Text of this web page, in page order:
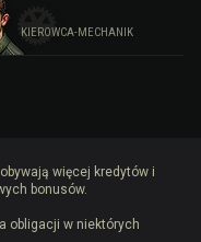
KIEROWCA-MECHANIK
więcej kredytów i
bonusów.
obligacji w niektórych